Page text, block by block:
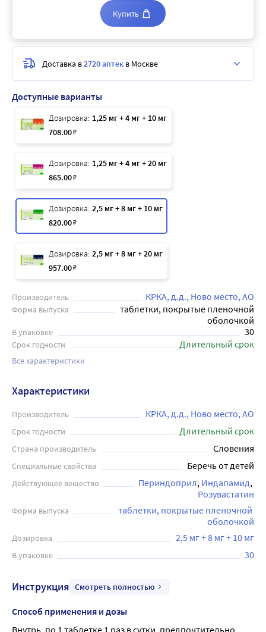
Доступные варианты
Дозировка: 1,25 мг + 4 мг + 10 мг
708.00₽
Дозировка: 1,25 мг + 4 мг + 20 мг
865.00₽
Дозировка: 2,5 мг + 8 мг + 10 мг
820.00₽
Дозировка: 2,5 мг + 8 мг + 20 мг
957.00₽
Производитель КРКА, д.д., Ново место, АО
Форма выпуска
таблетки, покрытые пленочной
оболочкой
В упаковке 30
Срок годности Длительный срок
Все характеристики
Купить
Доставка в2720 аптек в Москве
Характеристики
Производитель КРКА, д.д., Ново место, АО
Срок годности Длительный срок
Страна производитель Словения
Специальные свойства Беречь от детей
Действующее вещество Периндоприл Индапамид
Розувастатин
Форма выпуска
таблетки, покрытые пленочной
оболочкой
Дозировка 2,5 мг + 8 мг + 10 мг
В упаковке 30
Инструкция Смотреть полностью
Способ применения и дозы
Внутрь, по 1 таблетке 1 раз в сутки, предпочтительно